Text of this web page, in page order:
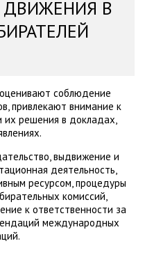
В
соблюдение
привлекают внимание к
их решения в докладах,
выдвижение и
деятельность,
ресурсом, процедуры
комиссий,
к ответственности за
международных